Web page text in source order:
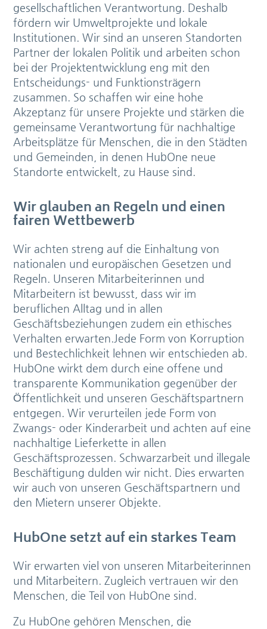
gesellschaftlichen Verantwortung. Deshalb
fördern wir Umweltprojekte und lokale
Institutionen. Wir sind an unseren Standorten
Partner der lokalen Politik und arbeiten schon
bei der Projektentwicklung eng mit den
Entscheidungs- und Funktionsträgern
zusammen. So schaffen wir eine hohe
Akzeptanz für unsere Projekte und stärken die
gemeinsame Verantwortung für nachhaltige
Arbeitsplätze für Menschen, die in den Städten
und Gemeinden, in denen HubOne neue
Standorte entwickelt, zu Hause sind.
Wir glauben an Regeln und einen
fairen Wettbewerb
Wir achten streng auf die Einhaltung von
nationalen und europäischen Gesetzen und
Regeln. Unseren Mitarbeiterinnen und
Mitarbeitern ist bewusst, dass wir im
beruflichen Alltag und in allen
Geschäftsbeziehungen zudem ein ethisches
Verhalten erwarten.Jede Form von Korruption
und Bestechlichkeit lehnen wir entschieden ab.
HubOne wirkt dem durch eine offene und
transparente Kommunikation gegenüber der
Öffentlichkeit und unseren Geschäftspartnern
entgegen. Wir verurteilen jede Form von
Zwangs- oder Kinderarbeit und achten auf eine
nachhaltige Lieferkette in allen
Geschäftsprozessen. Schwarzarbeit und illegale
Beschäftigung dulden wir nicht. Dies erwarten
wir auch von unseren Geschäftspartnern und
den Mietern unserer Objekte.
HubOne setzt auf ein starkes Team
Wir erwarten viel von unseren Mitarbeiterinnen
und Mitarbeitern. Zugleich vertrauen wir den
Menschen, die Teil von HubOne sind.
Zu HubOne gehören Menschen, die